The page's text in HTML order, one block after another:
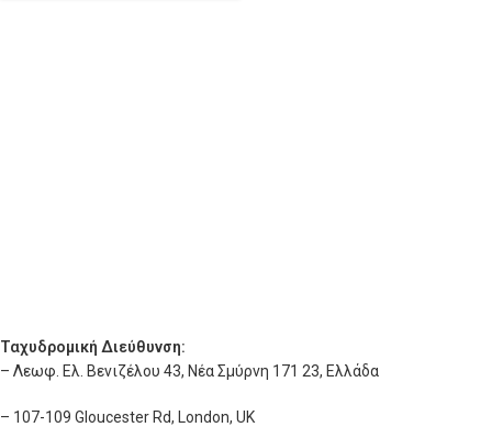
Ταχυδρομική Διεύθυνση:
– Λεωφ. Ελ. Βενιζέλου 43, Νέα Σμύρνη 171 23, Ελλάδα
– 107-109 Gloucester Rd, London, UK